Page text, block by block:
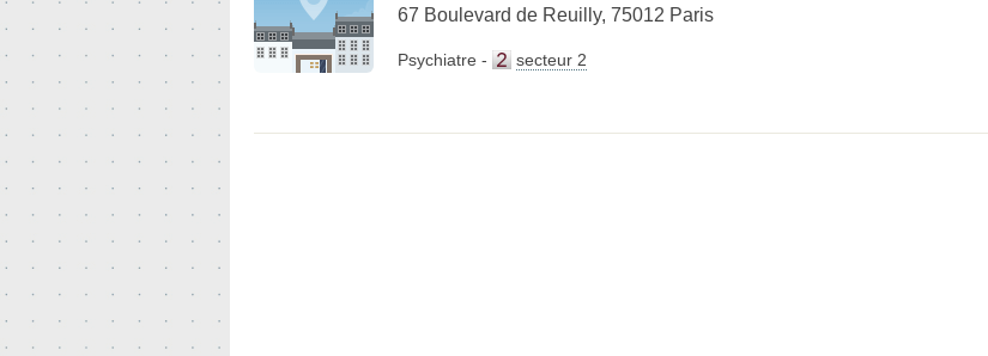
67 Boulevard de Reuilly, 75012 Paris
Psychiatre - secteur 2